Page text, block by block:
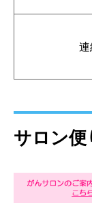
サロン便